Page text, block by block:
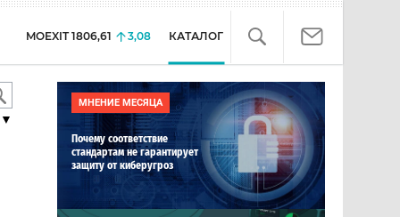
MOEXIT 1806,61 3,08 КАТАЛОГ
МНЕНИЕ МЕСЯЦА
Почему соответствие
стандартам не гарантирует
защиту от киберугроз